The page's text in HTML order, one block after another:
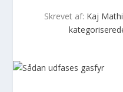
Skrevet af: Kaj